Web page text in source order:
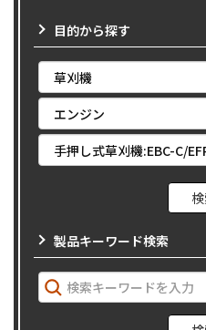
目的から探す
製品キーワード検索